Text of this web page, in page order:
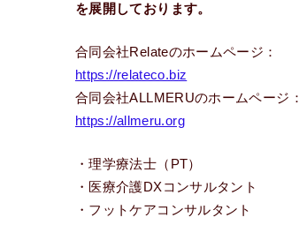
を展開しております。
合同会社Relateのホームページ：
https://relateco.biz
合同会社ALLMERUのホームページ：
https://allmeru.org
・理学療法士（PT）
・医療介護DXコンサルタント
・フットケアコンサルタント